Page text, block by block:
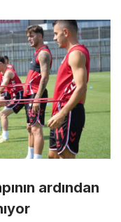
ardından